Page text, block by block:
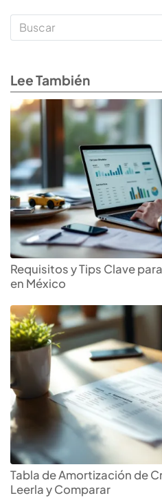
Lee También
Requisitos y Tips Clave
en México
Tabla de Amortización de
Leerla y Comparar